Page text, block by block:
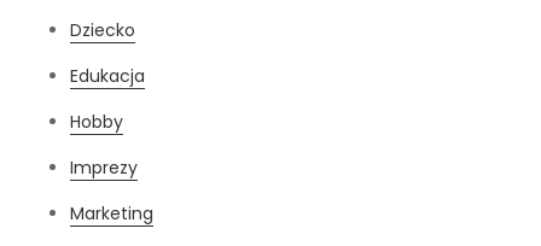
Dziecko
Edukacja
Hobby
Imprezy
Marketing